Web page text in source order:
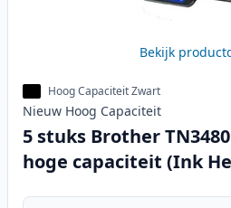
Bekijk
Hoog Capaciteit Zwart
Nieuw Hoog Capaciteit
5 stuks Brother
hoge capaciteit (Ink